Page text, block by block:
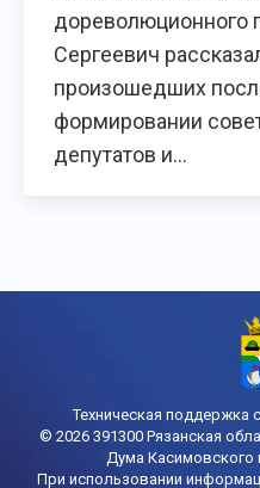
дореволюционного
Сергеевич
произошедших
формировании
депутатов и…
Техническая поддержка
© 2026 391300 Рязанская
Дума Касимовского
При использовании